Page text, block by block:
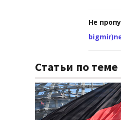
Не
Статьи по теме